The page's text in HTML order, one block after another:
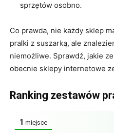
sprzętów osobno.
Co prawda, nie każdy sklep
pralki z suszarką, ale
niemożliwe. Sprawdź, jakie
obecnie sklepy internetowe
Ranking zestawów
1 miejsce